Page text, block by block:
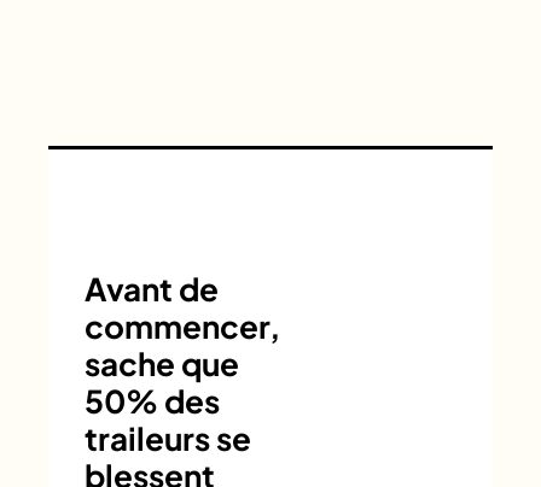
Avant de
commencer,
sache que
50% des
traileurs se
blessent